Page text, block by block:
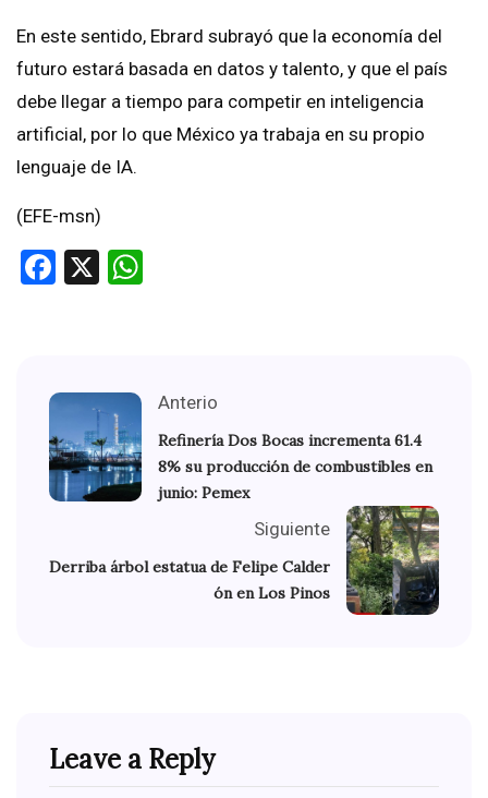
En este sentido, Ebrard subrayó que la economía del
futuro estará basada en datos y talento, y que el país
debe llegar a tiempo para competir en inteligencia
artificial, por lo que México ya trabaja en su propio
lenguaje de IA.
(EFE-msn)
Facebook
X
Anterio
Refinería Dos Bocas incrementa 61.4
8% su producción de combustibles en
junio: Pemex
Siguiente
Derriba árbol estatua de Felipe Calder
ón en Los Pinos
Leave a Reply